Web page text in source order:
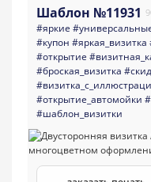
Шаблон №11931
#яркие
#купон #яркая_визитка
#открытие
#броская_визитка
#открытие_автомойки
#шаблон_визитки